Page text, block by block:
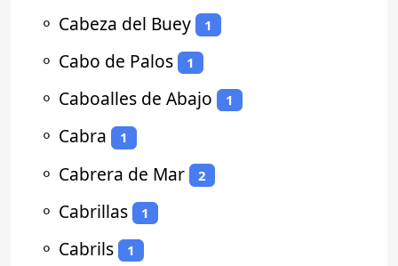
⚬ Cabeza del Buey 1
⚬ Cabo de Palos 1
⚬ Caboalles de Abajo 1
⚬ Cabra 1
⚬ Cabrera de Mar 2
⚬ Cabrillas 1
⚬ Cabrils 1